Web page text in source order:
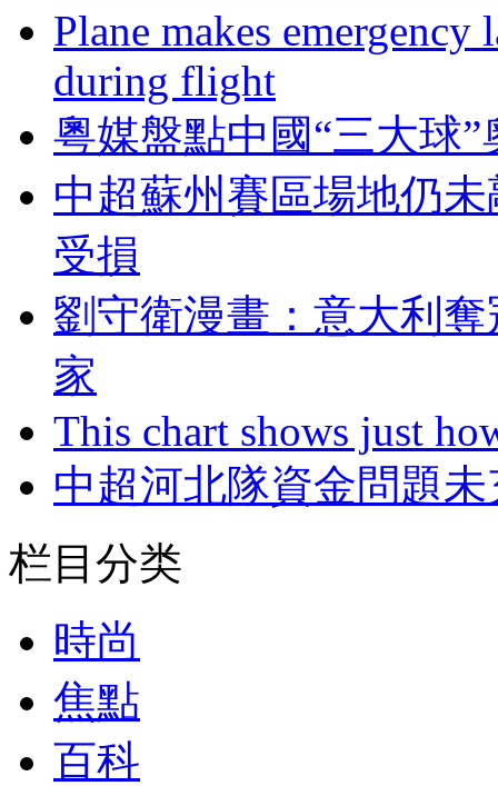
Plane makes
during flight
粵媒盤點中國“三大球
中超蘇州賽區場地仍
受損
劉守衛漫畫：意大
家
This chart shows just
中超河北隊資金問題
栏目分类
時尚
焦點
百科